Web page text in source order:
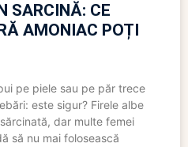
SARCINĂ: CE
AMONIAC POȚI
pe piele sau pe păr trece
este sigur? Firele albe
dar multe femei
să nu mai folosească